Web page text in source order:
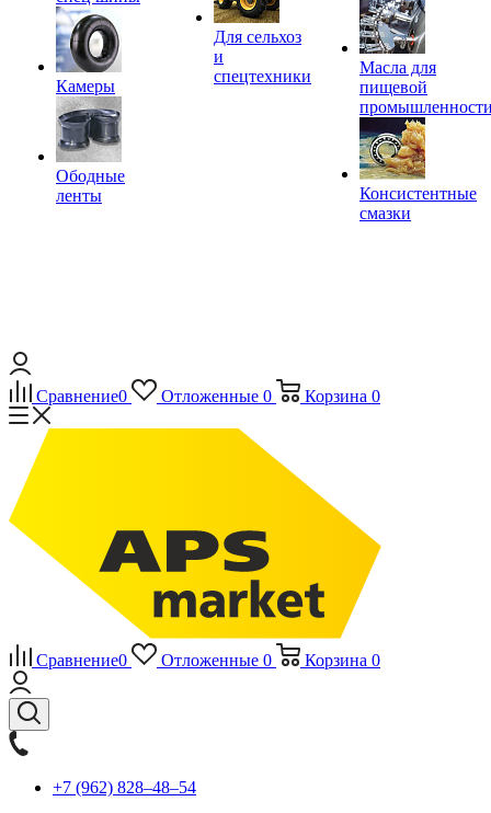
Камеры
Ободные
ленты
Для сельхоз
и
спецтехники
Масла для
пищевой
Консистентные
смазки
Сравнение0 Отложенные 0 Корзина 0
Сравнение0 Отложенные 0 Корзина 0
+7 (962) 828‒48‒54